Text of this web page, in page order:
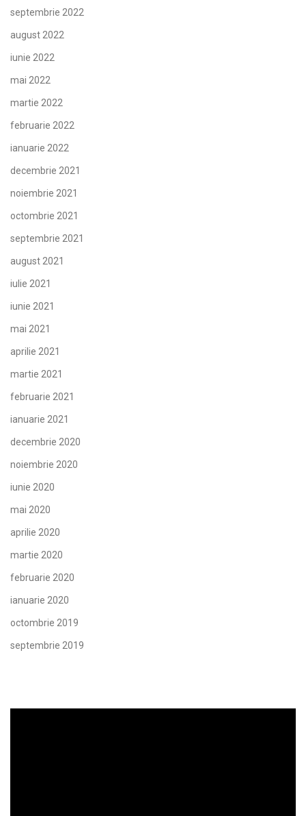
septembrie 2022
august 2022
iunie 2022
mai 2022
martie 2022
februarie 2022
ianuarie 2022
decembrie 2021
noiembrie 2021
octombrie 2021
septembrie 2021
august 2021
iulie 2021
iunie 2021
mai 2021
aprilie 2021
martie 2021
februarie 2021
ianuarie 2021
decembrie 2020
noiembrie 2020
iunie 2020
mai 2020
aprilie 2020
martie 2020
februarie 2020
ianuarie 2020
octombrie 2019
septembrie 2019